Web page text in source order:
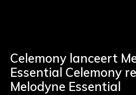
Celemony lanceert
Essential Celemony
Melodyne Essential